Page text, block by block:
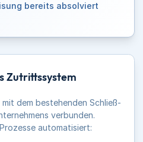
bereits absolviert
Zutrittssystem
dem bestehenden Schließ-
verbunden.
automatisiert: